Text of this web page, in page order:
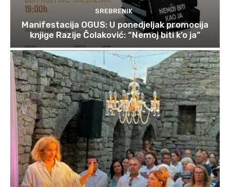
SREBRENIK
Manifestacija OGUS: U ponedjeljak promocija
knjige Razije Čolaković: “Nemoj biti k’o ja”